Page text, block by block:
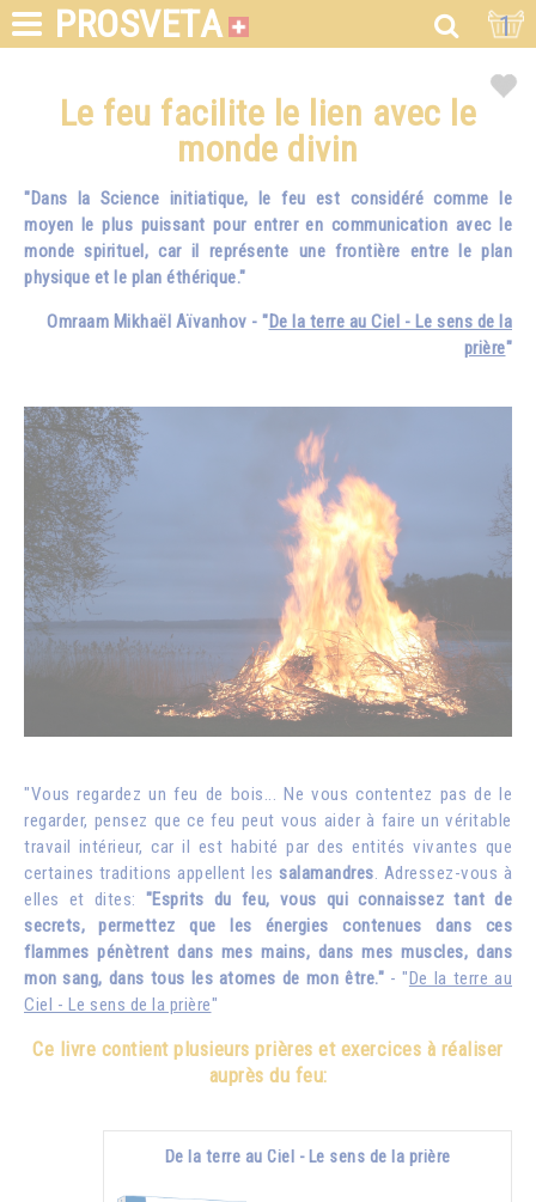
PROSVETA 1
Le feu facilite le lien avec le
monde divin
"Dans la Science initiatique, le feu est considéré comme le
moyen le plus puissant pour entrer en communication avec le
monde spirituel, car il représente une frontière entre le plan
physique et le plan éthérique."
Omraam Mikhaël Aïvanhov - "De la terre au Ciel - Le sens de la
prière"
"Vous regardez un feu de bois... Ne vous contentez pas de le
regarder, pensez que ce feu peut vous aider à faire un véritable
travail intérieur, car il est habité par des entités vivantes que
certaines traditions appellent les salamandres. Adressez-vous à
elles et dites: "Esprits du feu, vous qui connaissez tant de
secrets, permettez que les énergies contenues dans ces
flammes pénètrent dans mes mains, dans mes muscles, dans
mon sang, dans tous les atomes de mon être." - "De la terre au
Ciel - Le sens de la prière"
Ce livre contient plusieurs prières et exercices à réaliser
auprès du feu:
De la terre au Ciel - Le sens de la prière